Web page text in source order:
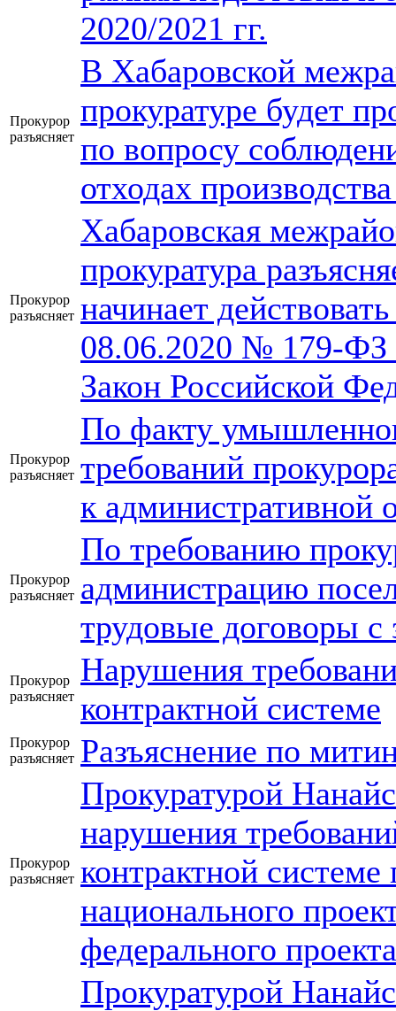
2020/2021 гг.
Прокурор
разъясняет
В Хабаровской
прокуратуре будет
по вопросу
отходах
Прокурор
разъясняет
Хабаровская
прокуратура
начинает
08.06.2020 № 179-ФЗ
Закон Российской
Прокурор
разъясняет
По факту
требований
к административной
Прокурор
разъясняет
По требованию
администрацию
трудовые договоры с
Прокурор
разъясняет
Нарушения
контрактной системе
Прокурор
разъясняет Разъяснение по
Прокурор
разъясняет
Прокуратурой
нарушения
контрактной
национального
федерального
Прокуратурой